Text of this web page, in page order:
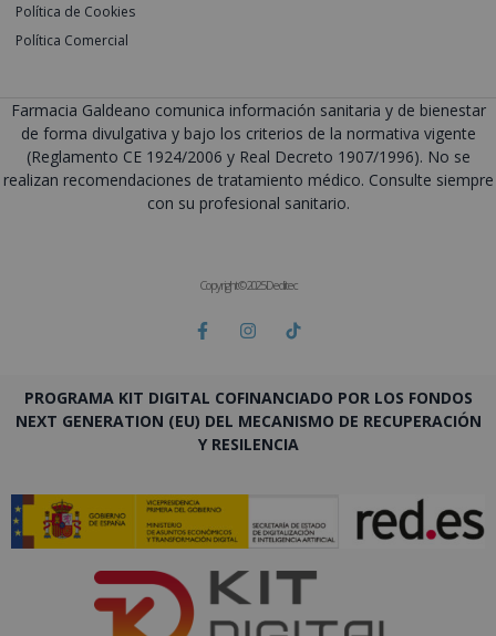
Política de Cookies
Política Comercial
Farmacia Galdeano comunica información sanitaria y de bienestar
de forma divulgativa y bajo los criterios de la normativa vigente
(Reglamento CE 1924/2006 y Real Decreto 1907/1996). No se
realizan recomendaciones de tratamiento médico. Consulte siempre
con su profesional sanitario.
Copyright © 2025 Deditec
PROGRAMA KIT DIGITAL COFINANCIADO POR LOS FONDOS
NEXT GENERATION (EU) DEL MECANISMO DE RECUPERACIÓN
Y RESILENCIA